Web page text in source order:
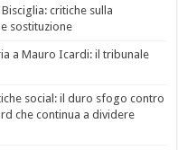
critiche sulla
sostituzione
a Mauro Icardi: il tribunale
social: il duro sfogo contro
che continua a dividere